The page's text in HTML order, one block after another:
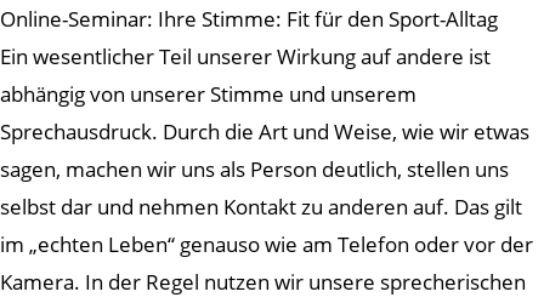
Online-Seminar: Ihre Stimme: Fit für den Sport-Alltag
Ein wesentlicher Teil unserer Wirkung auf andere ist
abhängig von unserer Stimme und unserem
Sprechausdruck. Durch die Art und Weise, wie wir etwas
sagen, machen wir uns als Person deutlich, stellen uns
selbst dar und nehmen Kontakt zu anderen auf. Das gilt
im „echten Leben“ genauso wie am Telefon oder vor der
Kamera. In der Regel nutzen wir unsere sprecherischen